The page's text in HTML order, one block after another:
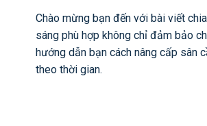
Chào mừng bạn đến với bài viết
sáng phù hợp không chỉ đảm bảo
hướng dẫn bạn cách nâng cấp sân
theo thời gian.